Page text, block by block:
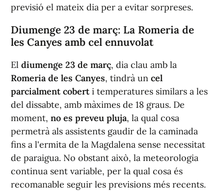
previsió el mateix dia per a evitar sorpreses.
Diumenge 23 de març: La Romeria de
les Canyes amb cel ennuvolat
El diumenge 23 de març, dia clau amb la
Romeria de les Canyes, tindrà un cel
parcialment coberti temperatures similars a les
del dissabte, amb màximes de 18 graus. De
moment, no es preveu pluja, la qual cosa
permetrà als assistents gaudir de la caminada
fins a l'ermita de la Magdalena sense necessitat
de paraigua. No obstant això, la meteorologia
continua sent variable, per la qual cosa és
recomanable seguir les previsions més recents.